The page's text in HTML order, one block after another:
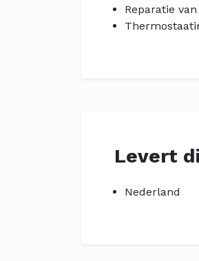
Reparatie
Levert
Nederland